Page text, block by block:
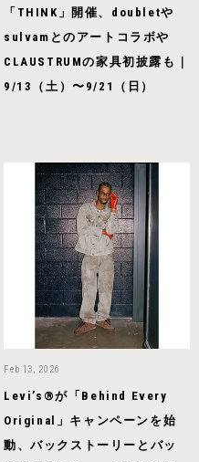
「THINK」開催、doubletや
sulvamとのアートコラボや
CLAUSTRUMの家具初披露も｜
9/13（土）〜9/21（日）
Feb 13, 2026
Levi’s®が「Behind Every
Original」キャンペーンを始
動、バックストーリーとバッ